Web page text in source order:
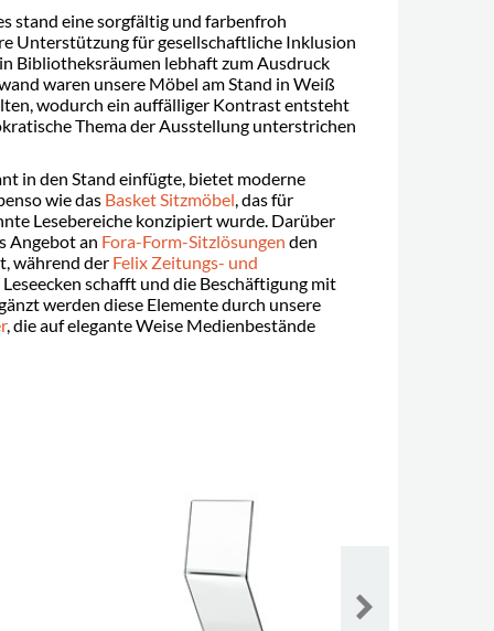
stand eine sorgfältig und farbenfroh
Unterstützung für gesellschaftliche Inklusion
Bibliotheksräumen lebhaft zum Ausdruck
waren unsere Möbel am Stand in Weiß
wodurch ein auffälliger Kontrast entsteht
Thema der Ausstellung unterstrichen
in den Stand einfügte, bietet moderne
wie das Basket Sitzmöbel, das für
Lesebereiche konzipiert wurde. Darüber
Angebot an Fora-Form-Sitzlösungen den
während der Felix Zeitungs- und
schafft und die Beschäftigung mit
werden diese Elemente durch unsere
, die auf elegante Weise Medienbestände